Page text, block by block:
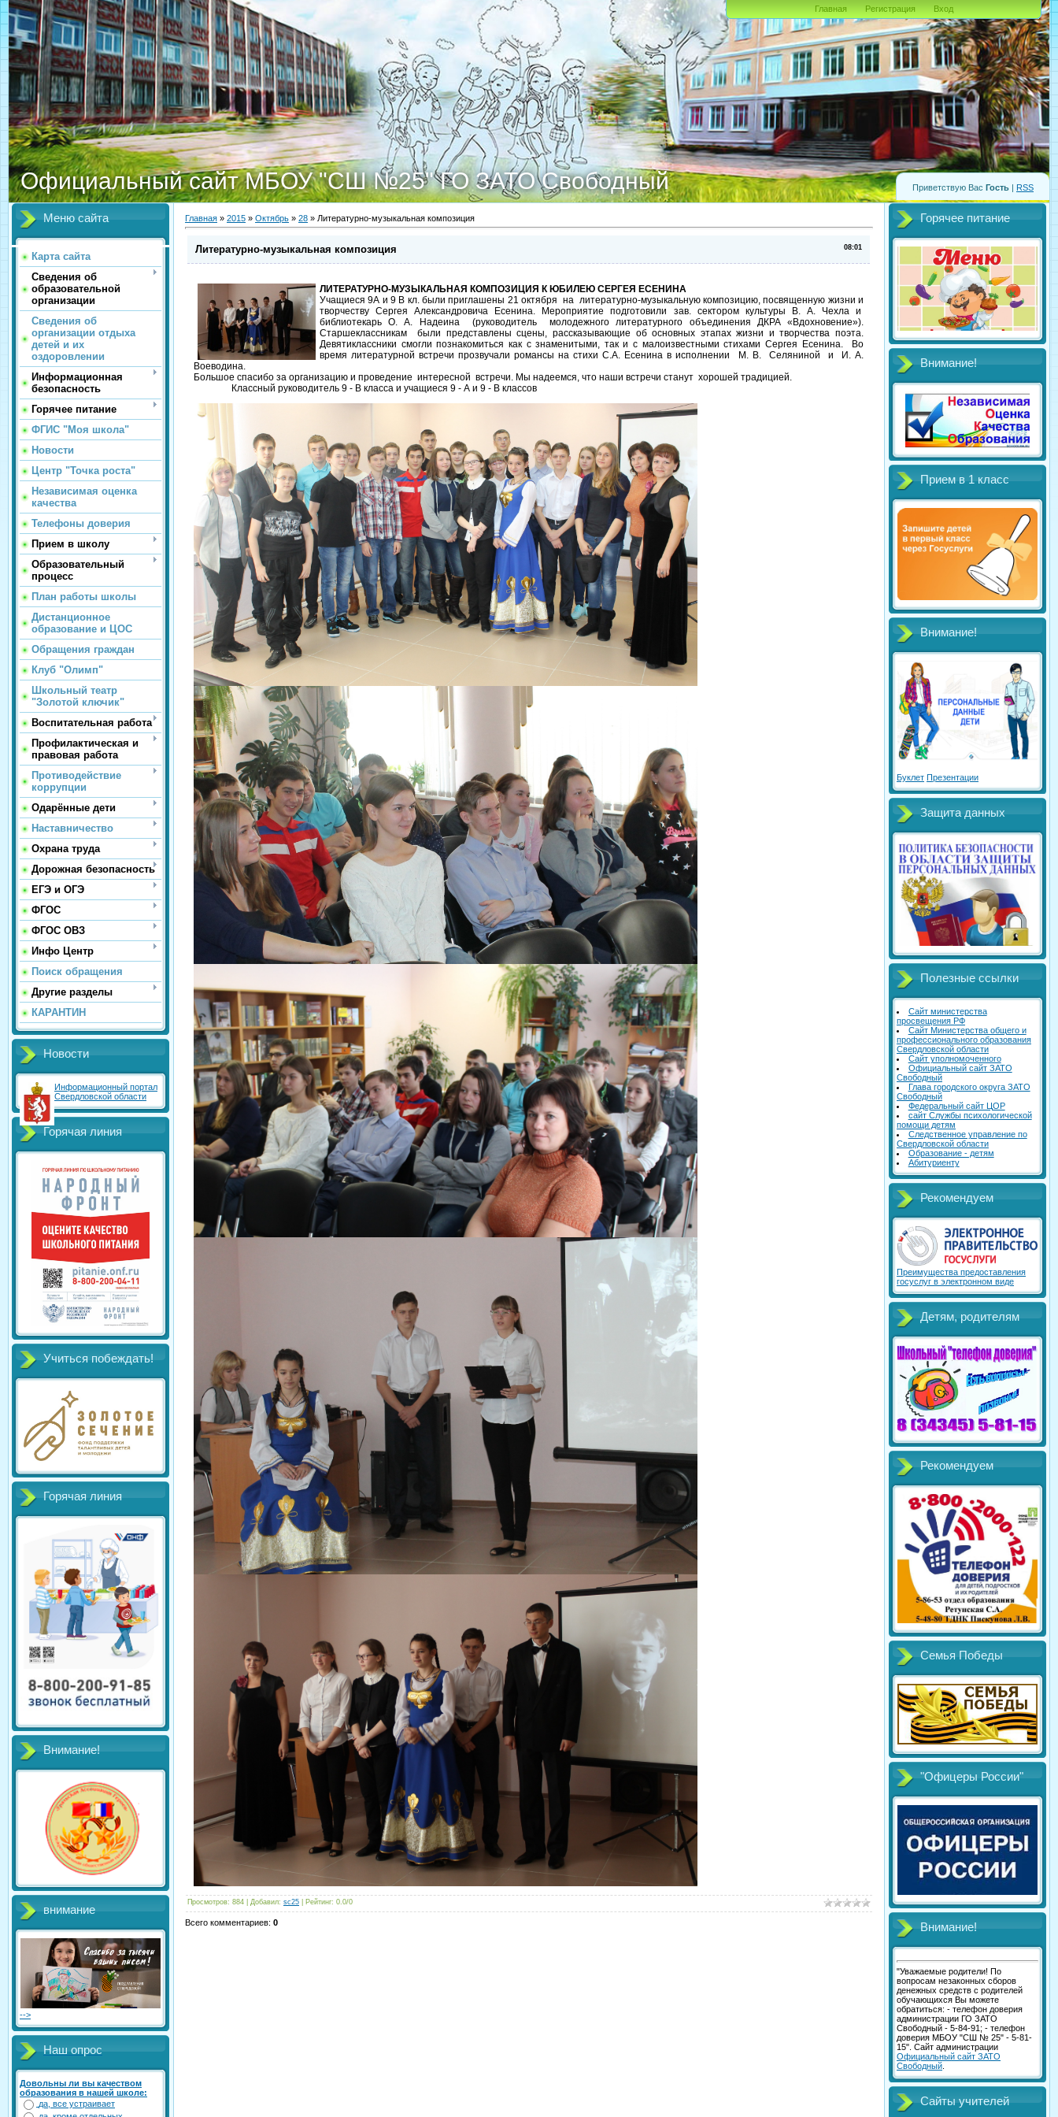
Приветствую Вас Гость | RSS
Официальный сайт МБОУ "СШ №25" ГО ЗАТО Свободный
Главная Регистрация Вход
Меню сайта
Карта сайта
Сведения об
образовательной
организации
Сведения об
организации отдыха
детей и их
оздоровлении
Информационная
безопасность
Горячее питание
ФГИС "Моя школа"
Новости
Центр "Точка роста"
Независимая оценка
качества
Телефоны доверия
Прием в школу
Образовательный
процесс
План работы школы
Дистанционное
образование и ЦОС
Обращения граждан
Клуб "Олимп"
Школьный театр
"Золотой ключик"
Воспитательная работа
Профилактическая и
правовая работа
Противодействие
коррупции
Одарённые дети
Наставничество
Охрана труда
Дорожная безопасность
ЕГЭ и ОГЭ
ФГОС
ФГОС ОВЗ
Инфо Центр
Поиск обращения
Другие разделы
КАРАНТИН
Новости
Информационный портал
Свердловской области
Горячая линия
Учиться побеждать!
Горячая линия
Внимание!
внимание
-->
Наш опрос
Довольны ли вы качеством
образования в нашей школе:
да, все устраивает
Главная » 2015 » Октябрь » 28 » Литературно-музыкальная композиция
08:01
Литературно-музыкальная композиция
ЛИТЕРАТУРНО-МУЗЫКАЛЬНАЯ КОМПОЗИЦИЯ К ЮБИЛЕЮ СЕРГЕЯ ЕСЕНИНА
Учащиеся 9А и 9 В кл. были приглашены 21 октября на литературно-музыкальную композицию, посвященную жизни и
творчеству Сергея Александровича Есенина. Мероприятие подготовили зав. сектором культуры В. А. Чехла и
библиотекарь О. А. Надеина (руководитель молодежного литературного объединения ДКРА «Вдохновение»).
Старшеклассникам были представлены сцены, рассказывающие об основных этапах жизни и творчества поэта.
Девятиклассники смогли познакомиться как с знаменитыми, так и с малоизвестными стихами Сергея Есенина. Во
время литературной встречи прозвучали романсы на стихи С.А. Есенина в исполнении М. В. Селяниной и И. А.
Воеводина.
Большое спасибо за организацию и проведение интересной встречи. Мы надеемся, что наши встречи станут хорошей традицией.
Классный руководитель 9 - В класса и учащиеся 9 - А и 9 - В классов
Просмотров: 884 | Добавил: sc25 Рейтинг: 0.0/0
Всего комментариев: 0
Горячее питание
Внимание!
Прием в 1 класс
Внимание!
Буклет Презентации
Защита данных
Полезные ссылки
Сайт министерства
просвещения РФ
Сайт Министерства общего и
профессионального образования
Свердловской области
Сайт уполномоченного
Официальный сайт ЗАТО
Свободный
Глава городского округа ЗАТО
Свободный
Федеральный сайт ЦОР
сайт Службы психологической
помощи детям
Следственное управление по
Свердловской области
Образование - детям
Абитуриенту
Рекомендуем
Преимущества предоставления
госуслуг в электронном виде
Детям, родителям
Рекомендуем
Семья Победы
"Офицеры России"
Внимание!
"Уважаемые родители! По
вопросам незаконных сборов
денежных средств с родителей
обучающихся Вы можете
обратиться: - телефон доверия
администрации ГО ЗАТО
Свободный - 5-84-91; - телефон
доверия МБОУ "СШ № 25" - 5-81-
15". Сайт администрации
Официальный сайт ЗАТО
Свободный
Сайты учителей